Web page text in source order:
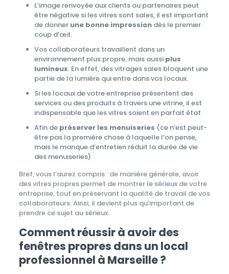
L’image renvoyée aux clients ou partenaires peut
être négative si les vitres sont sales, il est important
de donner une bonne impressiondès le premier
coup d’œil.
Vos collaborateurs travaillent dans un
environnement plus propre, mais aussi plus
lumineux. En effet, des vitrages sales bloquent une
partie de la lumière qui entre dans vos locaux.
Si les locaux de votre entreprise présentent des
services ou des produits à travers une vitrine, il est
indispensable que les vitres soient en parfait état
Afin de préserver les menuiseries (ce n’est peut-
être pas la première chose à laquelle l’on pense,
mais le manque d’entretien réduit la durée de vie
des menuiseries)
Bref, vous l’aurez compris : de manière générale, avoir
des vitres propres permet de montrer le sérieux de votre
entreprise, tout en préservant la qualité de travail de vos
collaborateurs. Ainsi, il devient plus qu’important de
prendre ce sujet au sérieux.
Comment réussir à avoir des
fenêtres propres dans un local
professionnel à Marseille ?